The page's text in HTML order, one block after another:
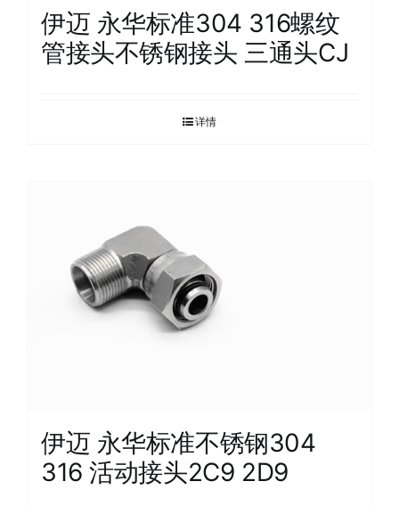
伊迈 永华标准304 316螺纹
管接头不锈钢接头 三通头CJ
详情
伊迈 永华标准不锈钢304
316 活动接头2C9 2D9